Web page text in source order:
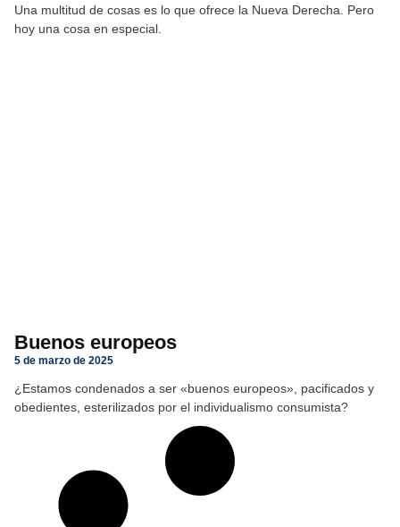
Una multitud de cosas es lo que ofrece la Nueva Derecha. Pero
hoy una cosa en especial.
Buenos europeos
5 de marzo de 2025
¿Estamos condenados a ser «buenos europeos», pacificados y
obedientes, esterilizados por el individualismo consumista?